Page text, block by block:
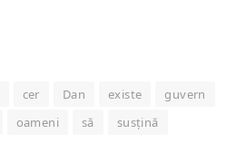
cer Dan existe
guvern
oameni să
susțină